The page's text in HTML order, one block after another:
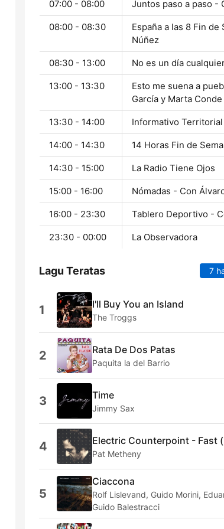
07:00 - 08:00 Juntos paso a paso -
08:00 - 08:30
España a las 8 Fin
Núñez
08:30 - 13:00 No es un día
13:00 - 13:30
Esto me suena a
García y Marta Conde
13:30 - 14:00 Informativo Territorial
14:00 - 14:30 14 Horas Fin de
14:30 - 15:00 La Radio Tiene Ojos
15:00 - 16:00 Nómadas - Con
16:00 - 23:30 Tablero Deportivo -
23:30 - 00:00 La Observadora
Lagu Teratas 7
1 I'll Buy You an Island
The Troggs
2 Rata De Dos Patas
Paquita la del Barrio
3 Time
Jimmy Sax
4 Electric Counterpoint - Fast
Pat Metheny
5
Ciaccona
Rolf Lislevand, Guido Morini,
Guido Balestracci